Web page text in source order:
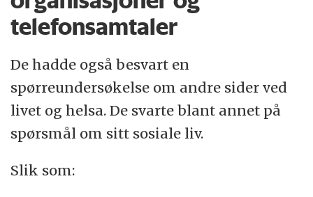
telefonsamtaler
De hadde også besvart en
spørreundersøkelse om andre sider ved
livet og helsa. De svarte blant annet på
spørsmål om sitt sosiale liv.
Slik som: